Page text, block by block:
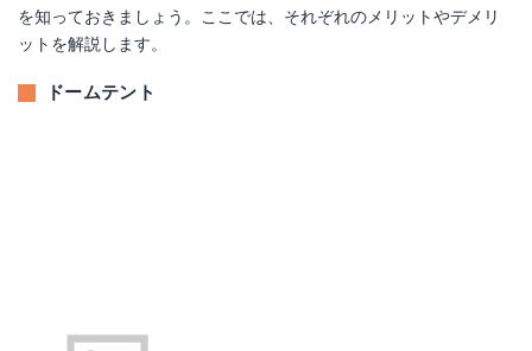
を知っておきましょう。ここでは、それぞれのメリットやデメリ
ットを解説します。
ドームテント